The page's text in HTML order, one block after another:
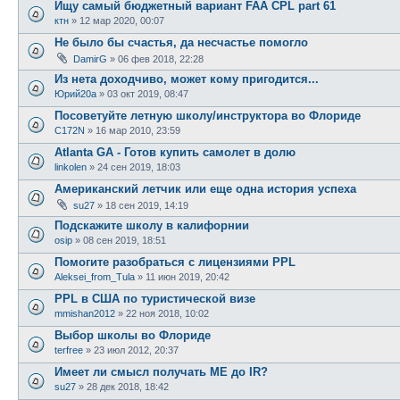
Ищу самый бюджетный вариант FAA CPL part 61
ктн » 12 мар 2020, 00:07
Не было бы счастья, да несчастье помогло
DamirG » 06 фев 2018, 22:28
Из нета доходчиво, может кому пригодится...
Юрий20а » 03 окт 2019, 08:47
Посоветуйте летную школу/инструктора во Флориде
C172N » 16 мар 2010, 23:59
Atlanta GA - Готов купить самолет в долю
linkolen » 24 сен 2019, 18:03
Американский летчик или еще одна история успеха
su27 » 18 сен 2019, 14:19
Подскажите школу в калифорнии
osip » 08 сен 2019, 18:51
Помогите разобраться с лицензиями PPL
Aleksei_from_Tula » 11 июн 2019, 20:42
PPL в США по туристической визе
mmishan2012 » 22 ноя 2018, 10:02
Выбор школы во Флориде
terfree » 23 июл 2012, 20:37
Имеет ли смысл получать ME до IR?
su27 » 28 дек 2018, 18:42